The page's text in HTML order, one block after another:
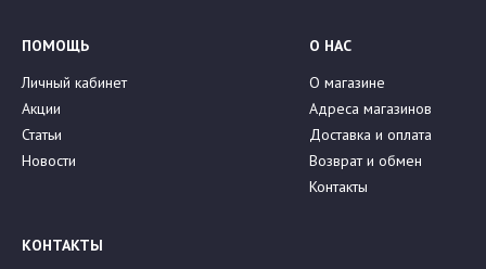
ПОМОЩЬ
Личный кабинет
Акции
Статьи
Новости
О НАС
О магазине
Адреса магазинов
Доставка и оплата
Возврат и обмен
Контакты
КОНТАКТЫ